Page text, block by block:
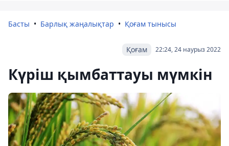
Басты Барлық жаңалықтар Қоғам тынысы
22:24, 24 наурыз 2022
Қоғам
Күріш қымбаттауы мүмкін